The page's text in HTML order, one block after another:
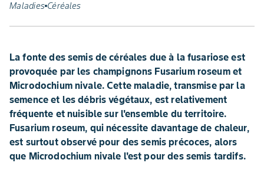
Maladies Céréales
La fonte des semis de céréales due à la fusariose est
provoquée par les champignons Fusarium roseum et
Microdochium nivale. Cette maladie, transmise par la
semence et les débris végétaux, est relativement
fréquente et nuisible sur l'ensemble du territoire.
Fusarium roseum, qui nécessite davantage de chaleur,
est surtout observé pour des semis précoces, alors
que Microdochium nivale l'est pour des semis tardifs.